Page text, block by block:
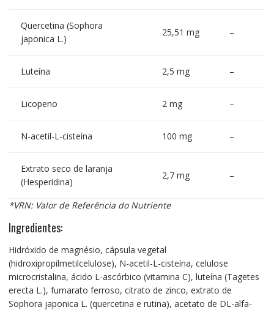
Quercetina (Sophora
japonica L.)
25,51 mg –
Luteína 2,5 mg –
Licopeno 2 mg –
N-acetil-L-cisteína 100 mg –
Extrato seco de laranja
(Hesperidina)
2,7 mg –
*VRN: Valor de Referência do Nutriente
Ingredientes:
Hidróxido de magnésio, cápsula vegetal
(hidroxipropilmetilcelulose), N-acetil-L-cisteína, celulose
microcristalina, ácido L-ascórbico (vitamina C), luteína (Tagetes
erecta L.), fumarato ferroso, citrato de zinco, extrato de
Sophora japonica L. (quercetina e rutina), acetato de DL-alfa-